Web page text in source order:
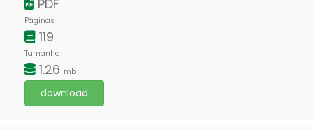
PDF
Páginas
119
Tamanho
1.26 mb
download